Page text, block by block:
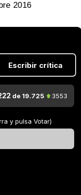
2016
Escribir crítica
de 19.725 3553
y pulsa Votar)